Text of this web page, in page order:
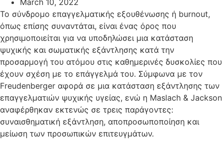
March 10, 2022
Το σύνδρομο επαγγελματικής εξουθένωσης ή burnout,
όπως επίσης συναντάται, είναι ένας όρος που
χρησιμοποιείται για να υποδηλώσει μια κατάσταση
ψυχικής και σωματικής εξάντλησης κατά την
προσαρμογή του ατόμου στις καθημερινές δυσκολίες που
έχουν σχέση με το επάγγελμά του. Σύμφωνα με τον
Freudenberger αφορά σε μια κατάσταση εξάντλησης των
επαγγελματιών ψυχικής υγείας, ενώ η Maslach & Jackson
αναφέρθηκαν εκτενώς σε τρεις παράγοντες:
συναισθηματική εξάντληση, αποπροσωποποίηση και
μείωση των προσωπικών επιτευγμάτων.